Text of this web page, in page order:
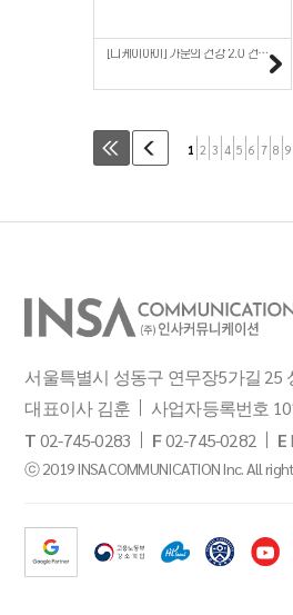
[디케이아이] 가문의 건강 2.0 건강 앱 소개
1 2 3 4 5 6 7 8 9
서울특별시 성동구 연무장5가길 25
대표이사 김훈
사업자등록번호
T02-745-0283 F02-745-0282 E
ⓒ 2019 INSACOMMUNICATION Inc. All